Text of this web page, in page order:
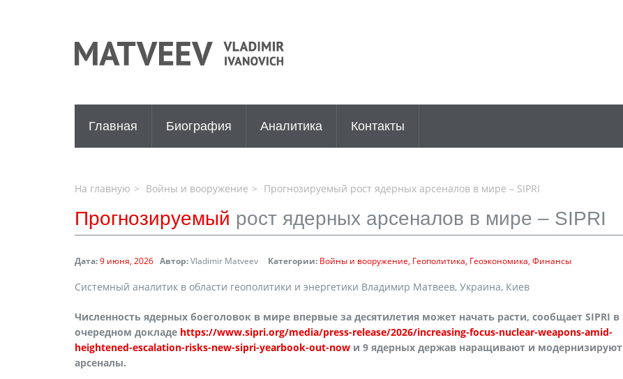
Главная Биография Аналитика Контакты
На главную Войны и вооружение Прогнозируемый рост ядерных арсеналов в мире – SIPRI
Прогнозируемый рост ядерных арсеналов в мире – SIPRI
Дата:9 июня, 2026 Автор:Vladimir Matveev Категории: Войны и вооружение Геополитика Геоэкономика Финансы
Системный аналитик в области геополитики и энергетики Владимир Матвеев, Украина, Киев
Численность ядерных боеголовок в мире впервые за десятилетия может начать расти, сообщает SIPRI в
очередном докладе https://www.sipri.org/media/press-release/2026/increasing-focus-nuclear-weapons-amid-
heightened-escalation-risks-new-sipri-yearbook-out-now и 9 ядерных держав наращивают и модернизируют
арсеналы.